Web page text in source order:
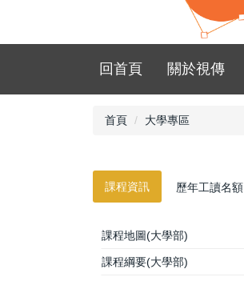
回首頁 關於視傳
首頁 大學專區
課程資訊 歷年工讀名額
課程地圖(大學部)
課程綱要(大學部)